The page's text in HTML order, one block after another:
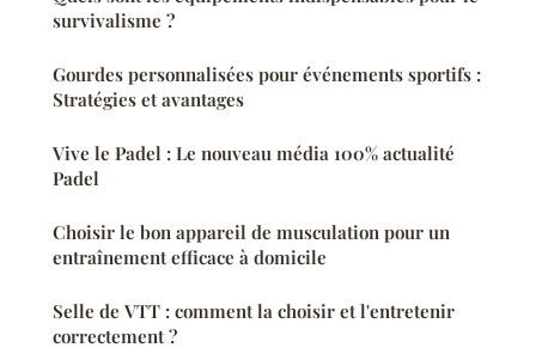
survivalisme ?
Gourdes personnalisées pour événements sportifs :
Stratégies et avantages
Vive le Padel : Le nouveau média 100% actualité
Padel
Choisir le bon appareil de musculation pour un
entraînement efficace à domicile
Selle de VTT : comment la choisir et l'entretenir
correctement ?